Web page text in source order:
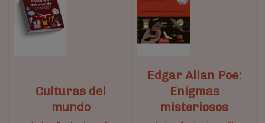
Culturas del
mundo
Edgar Allan Poe:
Enigmas
misteriosos